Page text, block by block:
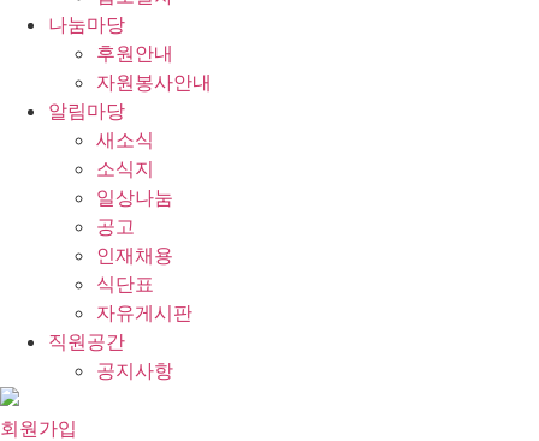
나눔마당
후원안내
자원봉사안내
알림마당
새소식
소식지
일상나눔
공고
인재채용
식단표
자유게시판
직원공간
공지사항
회원가입